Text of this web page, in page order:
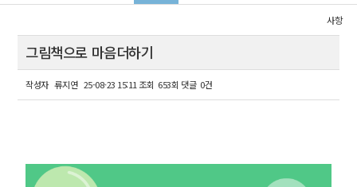
사항
그림책으로 마음더하기
작성자 류지연 25-08-23 15:11 조회 653회 댓글 0건